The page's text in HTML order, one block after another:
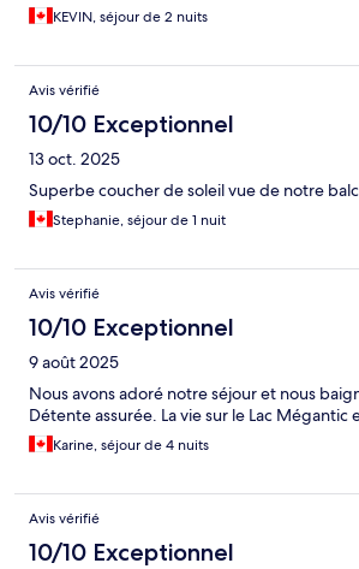
KEVIN, séjour de 2 nuits
Avis vérifié
10/10 Exceptionnel
13 oct. 2025
Superbe coucher de soleil vue de notre
Stephanie, séjour de 1 nuit
Avis vérifié
10/10 Exceptionnel
9 août 2025
Nous avons adoré notre séjour et nous
Détente assurée. La vie sur le Lac Mégantic
Karine, séjour de 4 nuits
Avis vérifié
10/10 Exceptionnel